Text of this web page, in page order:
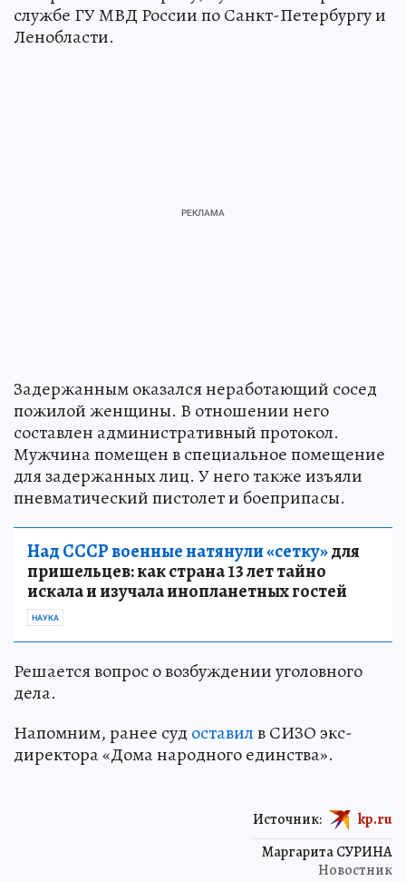
службе ГУ МВД России по Санкт-Петербургу и
Ленобласти.
Задержанным оказался неработающий сосед
пожилой женщины. В отношении него
составлен административный протокол.
Мужчина помещен в специальное помещение
для задержанных лиц. У него также изъяли
пневматический пистолет и боеприпасы.
Над СССР военные натянули «сетку»для
пришельцев: как страна 13 лет тайно
искала и изучала инопланетных гостей
НАУКА
Решается вопрос о возбуждении уголовного
дела.
Напомним, ранее суд оставилв СИЗО экс-
директора «Дома народного единства».
Маргарита СУРИНА
Новостник
Источник: kp.ru